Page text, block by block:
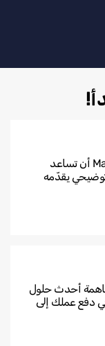
اكتشف كيف يمكن لتقنية Mapsted أن تساعد
يقدّمه
أحدث حلول
في دفع عملك إلى